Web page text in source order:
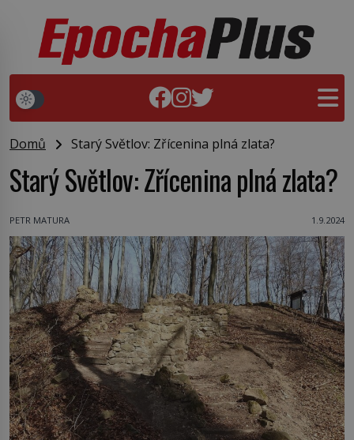
Domů Starý Světlov: Zřícenina plná zlata?
Starý Světlov: Zřícenina plná zlata?
PETR MATURA 1.9.2024